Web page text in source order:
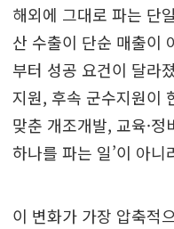
해외에 그대로 파는 단
산 수출이 단순 매출이
부터 성공 요건이 달라
지원, 후속 군수지원이
맞춘 개조개발, 교육·
하나를 파는 일’이 아
이 변화가 가장 압축